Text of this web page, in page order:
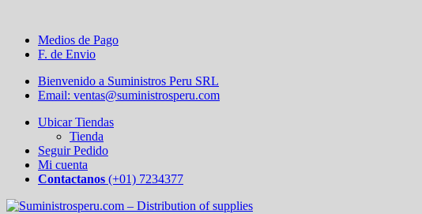
Medios de Pago
F. de Envio
Bienvenido a Suministros Peru SRL
Email: ventas@suministrosperu.com
Ubicar Tiendas
Tienda
Seguir Pedido
Mi cuenta
Contactanos (+01) 7234377